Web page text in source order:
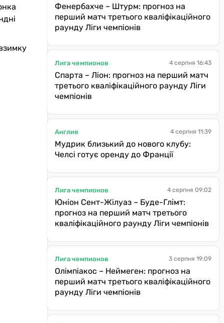
Фенербахче – Штурм: прогноз на
перший матч третього кваліфікаційного
раунду Ліги чемпіонів
Лига чемпионов 4 серпня 16:43
Спарта – Ліон: прогноз на перший матч
третього кваліфікаційного раунду Ліги
чемпіонів
Англия 4 серпня 11:39
Мудрик близький до нового клубу:
Челсі готує оренду до Франції
Лига чемпионов 4 серпня 09:02
Юніон Сент-Жілуаз – Буде-Глімт:
прогноз на перший матч третього
кваліфікаційного раунду Ліги чемпіонів
Лига чемпионов 3 серпня 19:09
Олімпіакос – Неймеген: прогноз на
перший матч третього кваліфікаційного
раунду Ліги чемпіонів